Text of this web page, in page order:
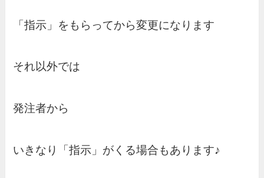
「指示」をもらってから変更になります
それ以外では
発注者から
いきなり「指示」がくる場合もあります♪